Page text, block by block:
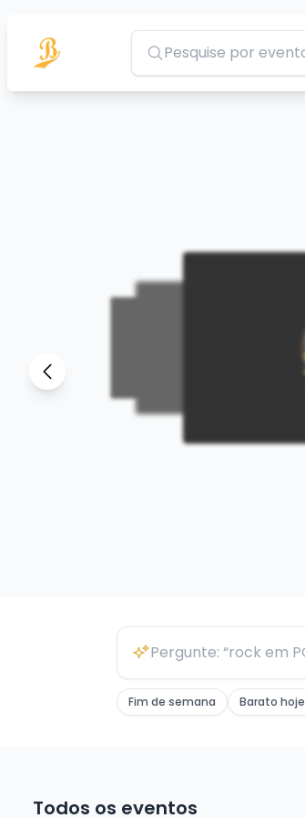
Pesquisar
Slide anterior
Fim de semana Barato hoje
Todos os eventos